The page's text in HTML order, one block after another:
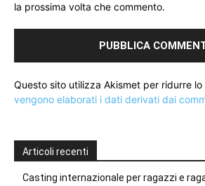
la prossima volta che commento.
Questo sito utilizza Akismet per ridurre lo
vengono elaborati i dati derivati dai
Articoli recenti
Casting internazionale per ragazzi e